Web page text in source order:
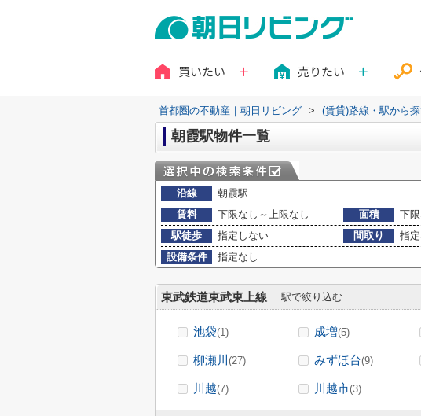
買いたい 売りたい
首都圏の不動産｜朝日リビング > (賃貸)路線・駅から
朝霞駅物件一覧
沿線
朝霞駅
賃料
下限なし～上限なし 面積 下
駅徒歩
指定しない 間取り
指
設備条件
指定なし
東武鉄道東武東上線 駅で絞り込む
池袋(1) 成増(5)
柳瀬川 (27) みずほ台(9)
川越(7) 川越市(3)